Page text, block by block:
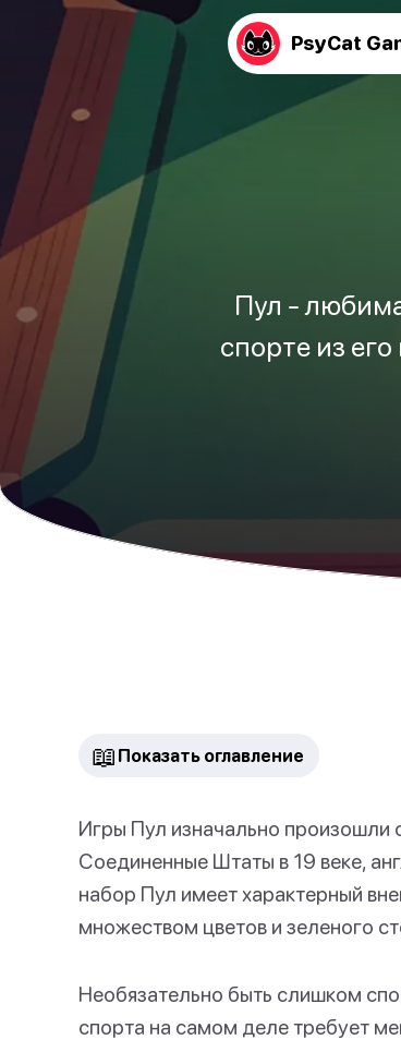
PsyCat
Пул -
спорте из
📖 Показать оглавление
Игры Пул изначально произошли
Соединенные Штаты в 19 веке,
набор Пул имеет характерный
множеством цветов и зеленого
Необязательно быть слишком
спорта на самом деле требует